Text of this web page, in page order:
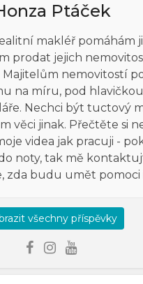
Ptáček
makléř pomáhám
prodat jejich
Majitelům nemovitostí
na míru, pod
Nechci být tuctový
věci jinak. Přečtěte si
videa jak pracuji -
noty, tak mě
zda budu umět pomoci
všechny příspěvky